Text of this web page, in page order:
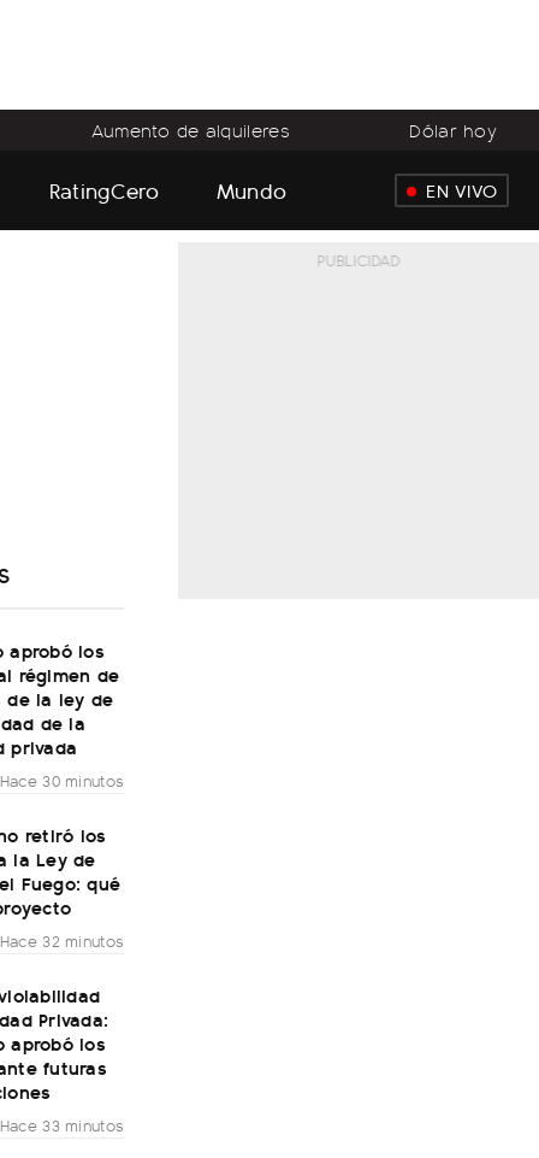
Aumento de alquileres Dólar hoy
RatingCero Mundo EN VIVO
aprobó los
régimen de
de la ley de
de la
privada
Hace 30 minutos
retiró los
la Ley de
Fuego: qué
Hace 32 minutos
Privada:
aprobó los
futuras
Hace 33 minutos